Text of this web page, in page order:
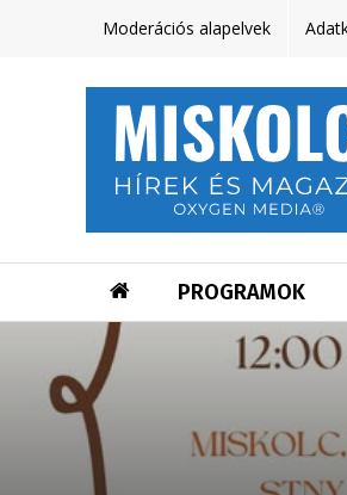
Moderációs alapelvek
PROGRAMOK